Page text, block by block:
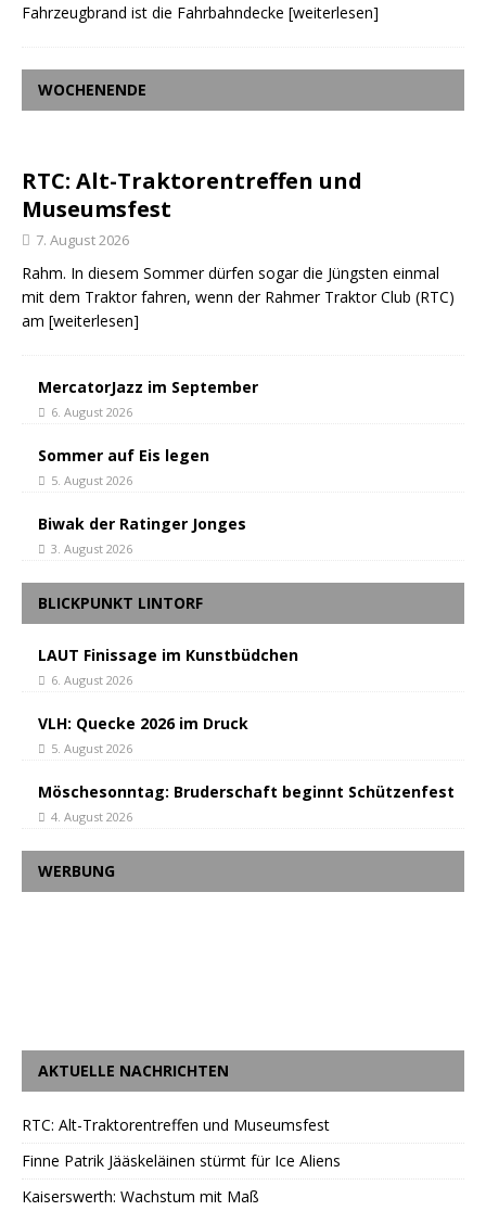
Fahrzeugbrand ist die Fahrbahndecke [weiterlesen]
WOCHENENDE
RTC: Alt-Traktorentreffen und
Museumsfest
7. August 2026
Rahm. In diesem Sommer dürfen sogar die Jüngsten einmal
mit dem Traktor fahren, wenn der Rahmer Traktor Club (RTC)
am [weiterlesen]
MercatorJazz im September
6. August 2026
Sommer auf Eis legen
5. August 2026
Biwak der Ratinger Jonges
3. August 2026
BLICKPUNKT LINTORF
LAUT Finissage im Kunstbüdchen
6. August 2026
VLH: Quecke 2026 im Druck
5. August 2026
Möschesonntag: Bruderschaft beginnt Schützenfest
4. August 2026
WERBUNG
AKTUELLE NACHRICHTEN
RTC: Alt-Traktorentreffen und Museumsfest
Finne Patrik Jääskeläinen stürmt für Ice Aliens
Kaiserswerth: Wachstum mit Maß